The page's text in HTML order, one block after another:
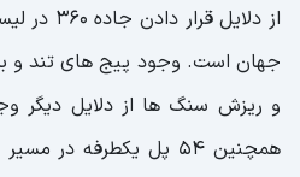
از دلایل
جهان است. وجود پیج های تند و
و ریزش سنگ ها از دلایل دیگر